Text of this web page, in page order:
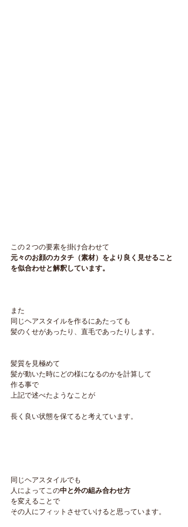
この２つの要素を掛け合わせて
元々のお顔のカタチ（素材）をより良く見せること
を似合わせと解釈しています。
また
同じヘアスタイルを作るにあたっても
髪のくせがあったり、直毛であったりします。
髪質を見極めて
髪が動いた時にどの様になるのかを計算して
作る事で
上記で述べたようなことが
長く良い状態を保てると考えています。
同じヘアスタイルでも
人によってこの中と外の組み合わせ方
を変えることで
その人にフィットさせていけると思っています。